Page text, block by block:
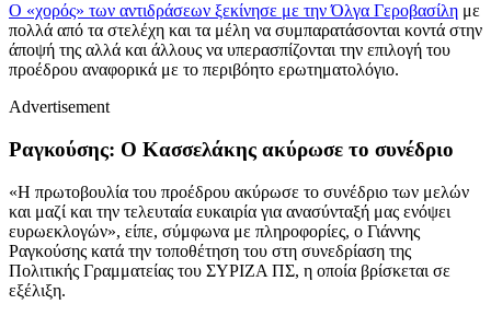
Ο «χορός» των αντιδράσεων ξεκίνησε με την Όλγα Γεροβασίλη με
πολλά από τα στελέχη και τα μέλη να συμπαρατάσονται κοντά στην
άποψή της αλλά και άλλους να υπερασπίζονται την επιλογή του
προέδρου αναφορικά με το περιβόητο ερωτηματολόγιο.
Advertisement
Ραγκούσης: Ο Κασσελάκης ακύρωσε το συνέδριο
«Η πρωτοβουλία του προέδρου ακύρωσε το συνέδριο των μελών
και μαζί και την τελευταία ευκαιρία για ανασύνταξή μας ενόψει
ευρωεκλογών», είπε, σύμφωνα με πληροφορίες, ο Γιάννης
Ραγκούσης κατά την τοποθέτηση του στη συνεδρίαση της
Πολιτικής Γραμματείας του ΣΥΡΙΖΑ ΠΣ, η οποία βρίσκεται σε
εξέλιξη.